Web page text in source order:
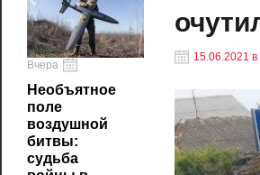
Вчера
Необъятное
поле
воздушной
битвы:
судьба
15.06.2021